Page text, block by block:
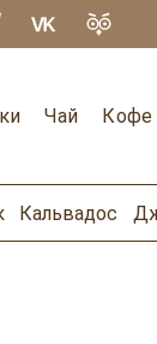
Чай Кофе
Кальвадос